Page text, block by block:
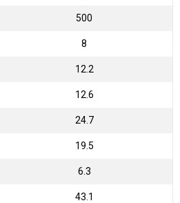
500
8
12.2
12.6
24.7
19.5
6.3
43.1